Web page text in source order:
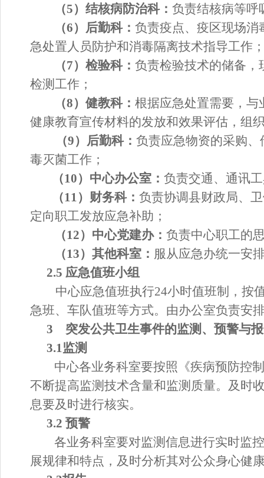
（5）结核病防治科：负责结核病等呼
（6） 后勤科：负责疫点、疫区现场
急处置人员防护和消毒隔离技术指导工作
（7）检验科：负责检验技术的储备
检测工作；
（8）健教科：根据应急处置需要，与
健康教育宣传材料的发放和效果评估，组
（9） 后勤科： 负责应急物资的采购
毒灭菌工作；
（10）中心办公室： 负责交通 、 通讯
（11）财务科： 负责协调县财政局、
定向职工发放应急补助；
（12） 中心党建办：负责中心职工的
（13）其他科室： 服从应急办统一安
2.5 应急值班小组
中心应急值班执行24小时值班制，按
急班、车队值班等方式。由办公室负责安
3 突发公共卫生事件的监测、预警与
3.1监测
中心各业务科室要按照《疾病预防控
不断提高监测技术含量和监测质量。及时
息要及时进行核实。
3.2 预警
各业务科室要对监测信息进行实时监
展规律和特点，及时分析其对公众身心健